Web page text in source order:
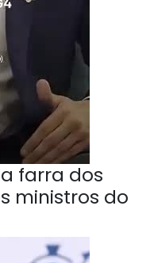
farra dos
ministros do